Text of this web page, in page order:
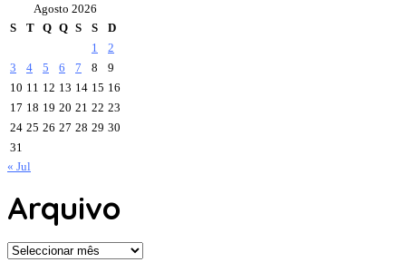
Agosto 2026
S
T Q Q S S
D
1
2
3
4 5 6 7 8
9
10 11 12 13 14 15 16
17 18 19 20 21 22 23
24 25 26 27 28 29 30
31
« Jul
Arquivo
Arquivo